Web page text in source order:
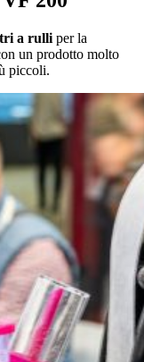
a rulli per la
un prodotto molto
piccoli.